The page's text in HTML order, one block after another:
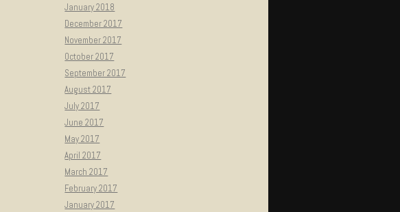
January 2018
December 2017
November 2017
October 2017
September 2017
August 2017
July 2017
June 2017
May 2017
April 2017
March 2017
February 2017
January 2017